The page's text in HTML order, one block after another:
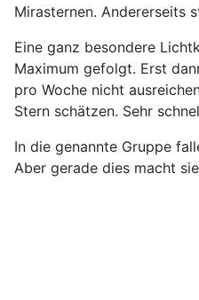
Mirasternen. Andererseits
Eine ganz besondere
Maximum gefolgt. Erst
pro Woche nicht
Stern schätzen. Sehr
In die genannte Gruppe
Aber gerade dies macht